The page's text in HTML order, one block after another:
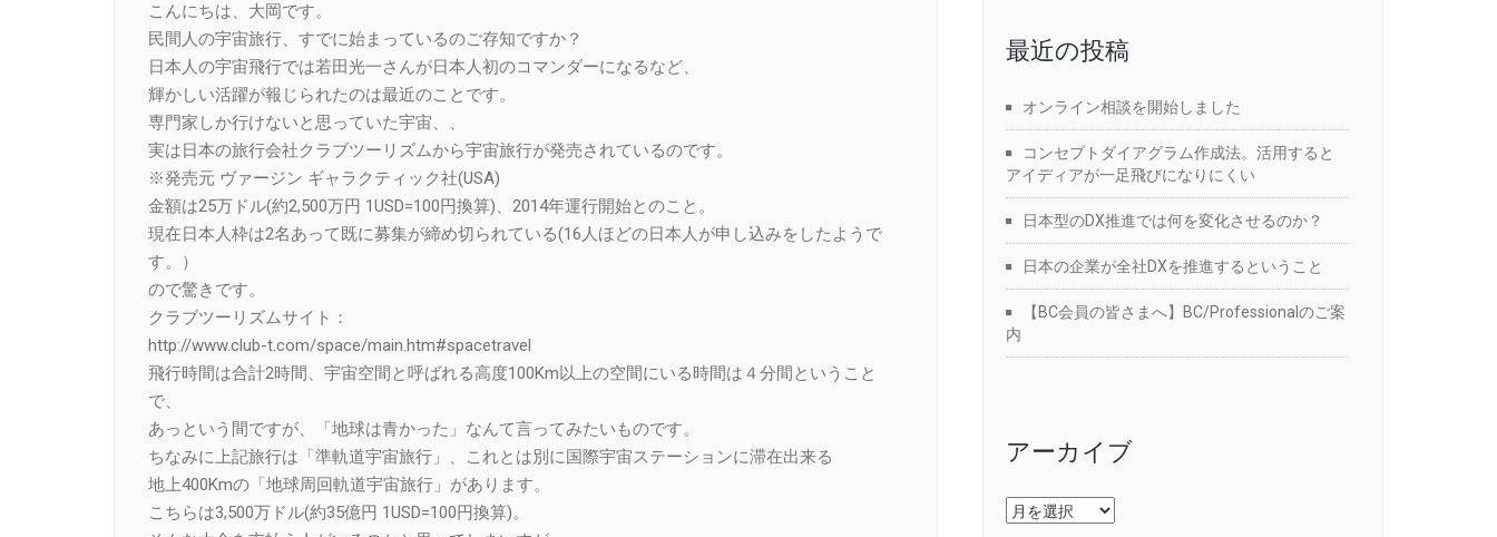
こんにちは、大岡です。
民間人の宇宙旅行、すでに始まっているのご存知ですか？
日本人の宇宙飛行では若田光一さんが日本人初のコマンダーになるなど、
輝かしい活躍が報じられたのは最近のことです。
専門家しか行けないと思っていた宇宙、、
実は日本の旅行会社クラブツーリズムから宇宙旅行が発売されているのです。
※発売元 ヴァージン ギャラクティック社(USA)
金額は25万ドル(約2,500万円 1USD=100円換算)、2014年運行開始とのこと。
現在日本人枠は2名あって既に募集が締め切られている(16人ほどの日本人が申し込みをしたようで
す。）
ので驚きです。
クラブツーリズムサイト：
http://www.club-t.com/space/main.htm#spacetravel
飛行時間は合計2時間、宇宙空間と呼ばれる高度100Km以上の空間にいる時間は４分間ということ
で、
あっという間ですが、「地球は青かった」なんて言ってみたいものです。
ちなみに上記旅行は「準軌道宇宙旅行」、これとは別に国際宇宙ステーションに滞在出来る
地上400Kmの「地球周回軌道宇宙旅行」があります。
こちらは3,500万ドル(約35億円 1USD=100円換算)。
最近の投稿
オンライン相談を開始しました
コンセプトダイアグラム作成法。活用すると
アイディアが一足飛びになりにくい
日本型のDX推進では何を変化させるのか？
日本の企業が全社DXを推進するということ
【BC会員の皆さまへ】BC/Professionalのご案
内
アーカイブ
ア
ー